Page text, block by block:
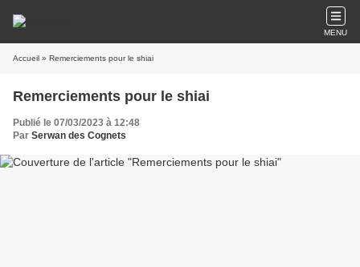
MENU
Accueil » Remerciements pour le shiai
Remerciements pour le shiai
Publié le 07/03/2023 à 12:48
Par Serwan des Cognets